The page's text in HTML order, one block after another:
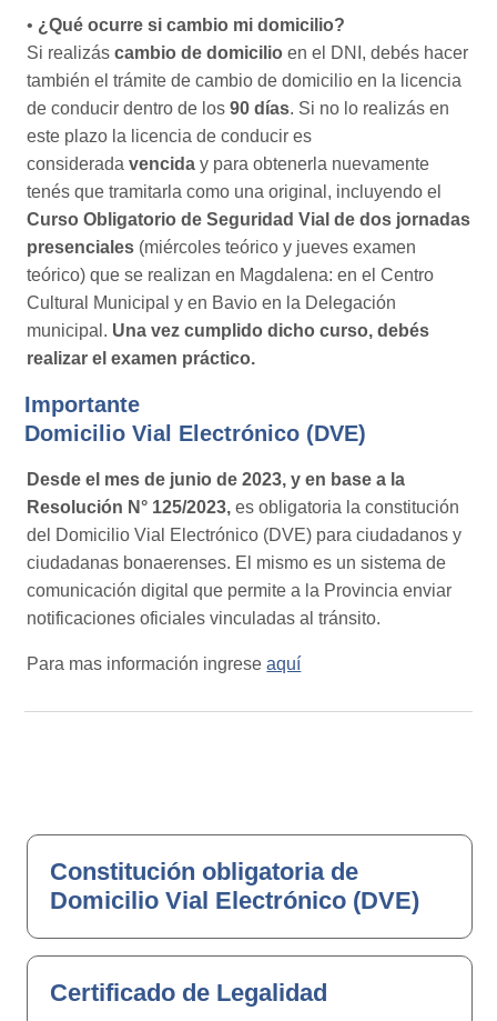
• ¿Qué ocurre si cambio mi domicilio?
Si realizáscambio de domicilio en el DNI, debés hacer
también el trámite de cambio de domicilio en la licencia
de conducir dentro de los90 días. Si no lo realizás en
este plazo la licencia de conducir es
consideradavencida y para obtenerla nuevamente
tenés que tramitarla como una original, incluyendo el
Curso Obligatorio de Seguridad Vial de dos jornadas
presenciales (miércoles teórico y jueves examen
teórico) que se realizan en Magdalena: en el Centro
Cultural Municipal y en Bavio en la Delegación
municipal. Una vez cumplido dicho curso, debés
realizar el examen práctico.
Importante
Domicilio Vial Electrónico (DVE)
Desde el mes de junio de 2023, y en base a la
Resolución N° 125/2023, es obligatoria la constitución
del Domicilio Vial Electrónico (DVE) para ciudadanos y
ciudadanas bonaerenses. El mismo es un sistema de
comunicación digital que permite a la Provincia enviar
notificaciones oficiales vinculadas al tránsito.
Para mas información ingreseaquí
Constitución obligatoria de
Domicilio Vial Electrónico (DVE)
Certificado de Legalidad